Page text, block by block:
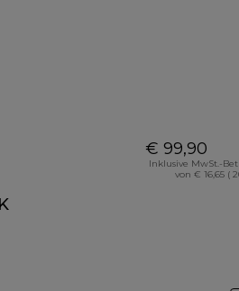
€ 99,90
Inklusive MwSt.-
von € 16,65 (